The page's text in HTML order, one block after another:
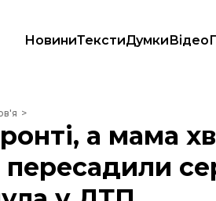
НовиниТекстиДумкиВідео
рак. 12-річному хлопчику пересадили
а мама